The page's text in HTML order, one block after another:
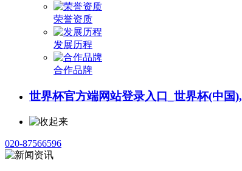
荣誉资质
发展历程
合作品牌
世界杯官方端网站登录入口_世界杯(中国),
020-87566596